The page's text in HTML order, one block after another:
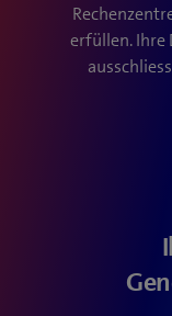
erfüllen. Ihre